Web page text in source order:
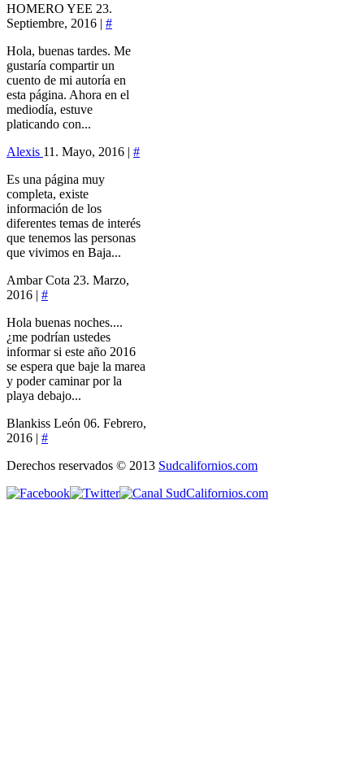
HOMERO YEE 23.
Septiembre, 2016 | #
Hola, buenas tardes. Me
gustaría compartir un
cuento de mi autoría en
esta página. Ahora en el
mediodía, estuve
platicando con...
Alexis 11. Mayo, 2016 | #
Es una página muy
completa, existe
información de los
diferentes temas de interés
que tenemos las personas
que vivimos en Baja...
Ambar Cota 23. Marzo,
2016 | #
Hola buenas noches....
¿me podrían ustedes
informar si este año 2016
se espera que baje la marea
y poder caminar por la
playa debajo...
Blankiss León 06. Febrero,
2016 | #
Derechos reservados © 2013 Sudcalifornios.com